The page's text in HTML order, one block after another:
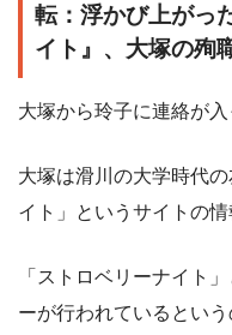
転：浮かび上がっ
イト』、大塚の殉
大塚から玲子に連絡が入
大塚は滑川の大学時代
イト」というサイトの情
「ストロベリーナイト
ーが行われているとい